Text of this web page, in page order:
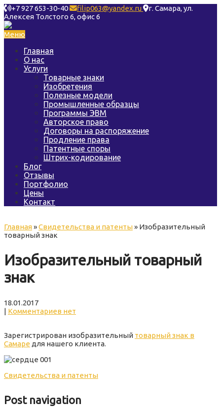
+7 927 653-30-40 filip063@yandex.ru
г. Самара, ул.
Алексея Толстого 6, офис 6
Меню
Главная
О нас
Услуги
Товарные знаки
Изобретения
Полезные модели
Промышленные образцы
Программы ЭВМ
Авторское право
Договоры на распоряжение
Продление права
Патентные споры
Штрих-кодирование
Блог
Отзывы
Портфолио
Цены
Контакт
Главная»Свидетельства и патенты» Изобразительный
товарный знак
Изобразительный товарный
знак
18.01.2017
| Комментариев нет
Зарегистрирован изобразительный товарный знак в
Самаре для нашего клиента.
Свидетельства и патенты
Post navigation